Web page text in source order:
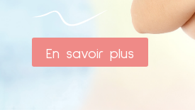
En savoir plus